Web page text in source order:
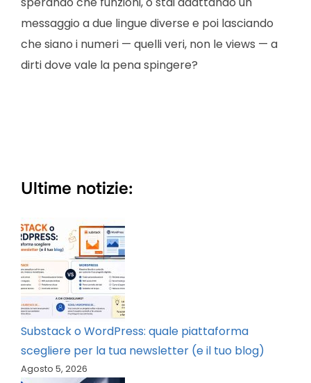
messaggio a due lingue diverse e poi lasciando
che siano i numeri — quelli veri, non le views — a
dirti dove vale la pena spingere?
Ultime notizie:
Substack o WordPress: quale piattaforma
scegliere per la tua newsletter (e il tuo blog)
Agosto 5, 2026